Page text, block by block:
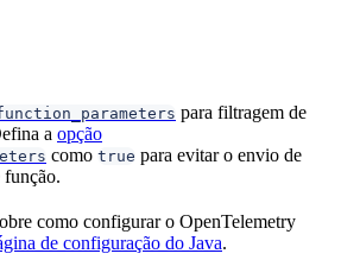
para filtragem de
a opção
como true para evitar o envio de
função.
como configurar o OpenTelemetry
de configuração do Java.